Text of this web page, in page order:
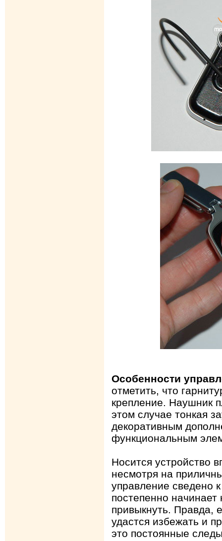
Особенности
отметить, что
крепление. Наушник
этом случае тонкая
декоративным
функциональным
Носится устройство
несмотря на
управление сведено
постепенно начинает
привыкнуть. Правда,
удастся избежать и
это постоянные